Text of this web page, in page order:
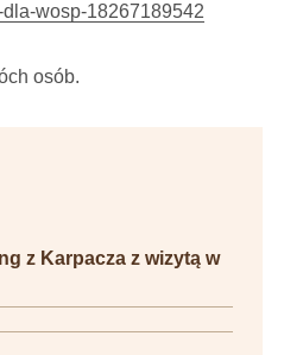
wosp-18267189542
osób.
z Karpacza z wizytą w